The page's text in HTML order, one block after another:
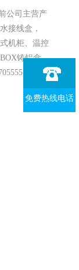
公司主营产
接线盒，
机柜、温控
铸铝盒，
。
免费热线电话